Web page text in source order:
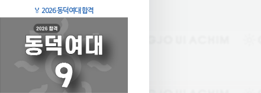
🏅 2026 동덕여대 합격